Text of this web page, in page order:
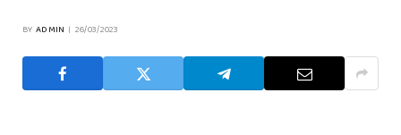
BY ADMIN 26/03/2023